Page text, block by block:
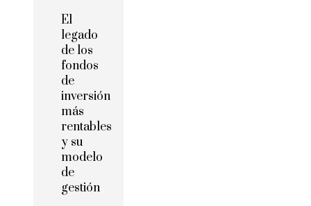
El
legado
de los
fondos
de
inversión
más
rentables
y su
modelo
de
gestión